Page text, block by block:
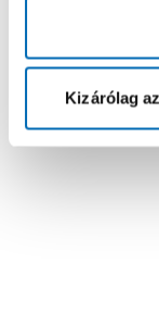
Kizárólag